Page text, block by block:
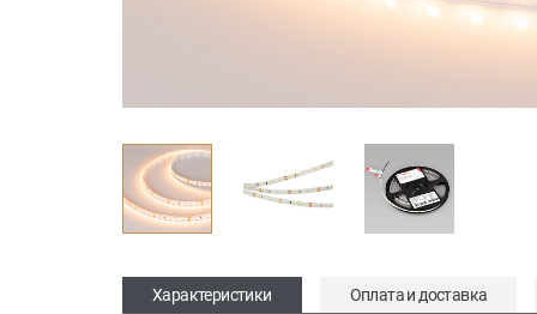
Характеристики Оплата и доставка